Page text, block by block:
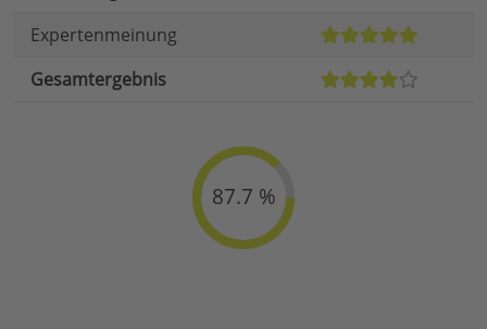
Expertenmeinung
Gesamtergebnis
87.7 %